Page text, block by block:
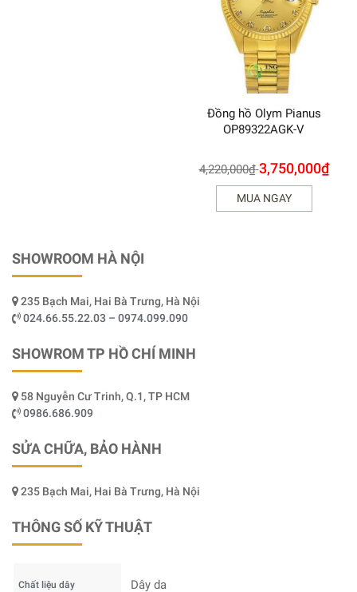
Đồng hồ Olym Pianus
OP89322AGK-V
4,220,000₫ 3,750,000₫
MUA NGAY
SHOWROOM HÀ NỘI
235 Bạch Mai, Hai Bà Trưng, Hà Nội
024.66.55.22.03 – 0974.099.090
SHOWROM TP HỒ CHÍ MINH
58 Nguyễn Cư Trinh, Q.1, TP HCM
0986.686.909
SỬA CHỮA, BẢO HÀNH
235 Bạch Mai, Hai Bà Trưng, Hà Nội
THÔNG SỐ KỸ THUẬT
Chất liệu dây Dây da